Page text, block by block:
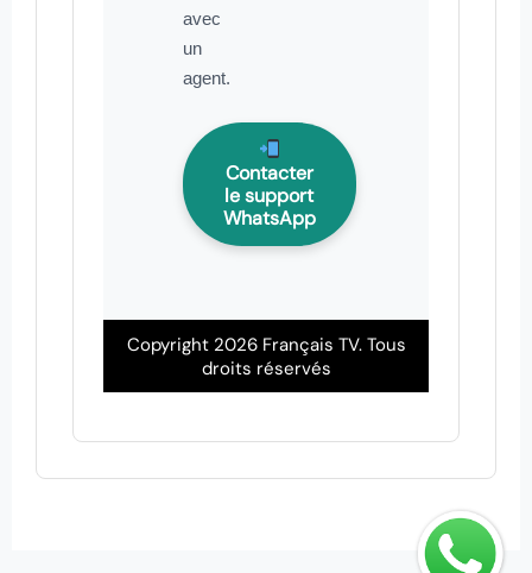
avec
un
agent.
Contacter
le support
WhatsApp
Copyright 2026 Français TV. Tous
droits réservés